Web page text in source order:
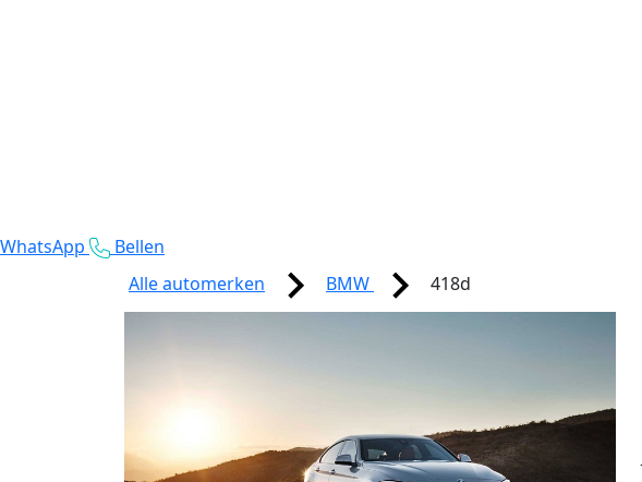
WhatsApp
Bellen
Alle automerken
BMW 418d